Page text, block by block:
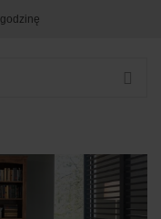
ZAKUPIE 2